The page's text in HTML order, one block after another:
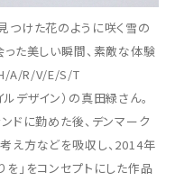
つけた花のように咲く雪の
た美しい瞬間、素敵な体験
A/R/V/E/S/T
デザイン）の真田緑さん。
ドに勤めた後、デンマーク
え方などを吸収し、2014年
」をコンセプトにした作品